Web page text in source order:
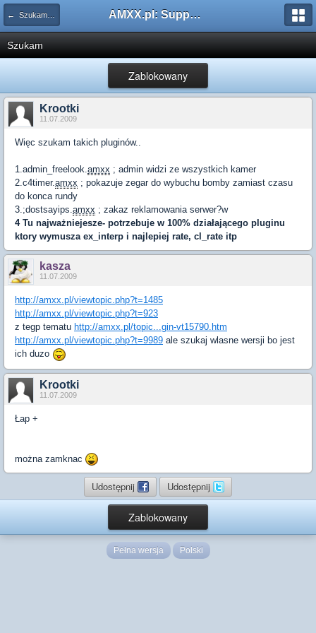
← Szukam pluginu AMXX.pl: Support AMX Mod X i SourceMod
Szukam
Zablokowany
Krootki
11.07.2009
Więc szukam takich pluginów..
1.admin_freelook.amxx ; admin widzi ze wszystkich kamer
2.c4timer.amxx ; pokazuje zegar do wybuchu bomby zamiast czasu
do konca rundy
3.;dostsayips.amxx ; zakaz reklamowania serwer?w
4 Tu najważniejesze- potrzebuje w 100% działającego pluginu
ktory wymusza ex_interp i najlepiej rate, cl_rate itp
kasza
11.07.2009
http://amxx.pl/viewtopic.php?t=1485
http://amxx.pl/viewtopic.php?t=923
z tegp tematu http://amxx.pl/topic...gin-vt15790.htm
http://amxx.pl/viewtopic.php?t=9989 ale szukaj wlasne wersji bo jest
ich duzo
Krootki
11.07.2009
Łap +
można zamknac
Udostępnij Udostępnij
Zablokowany
Pełna wersja Polski